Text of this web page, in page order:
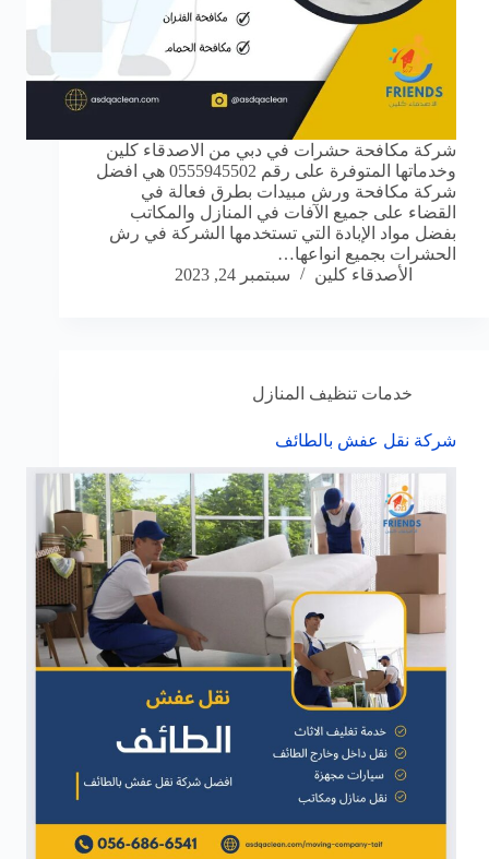
شركة مكافحة حشرات في دبي من الاصدقاء كلين
وخدماتها المتوفرة على رقم 0555945502 هي افضل
شركة مكافحة ورش مبيدات بطرق فعالة في
القضاء على جميع الآفات في المنازل والمكاتب
بفضل مواد الإبادة التي تستخدمها الشركة في رش
الحشرات بجميع انواعها…
الأصدقاء كلين
سبتمبر 24, 2023
خدمات تنظيف المنازل
شركة نقل عفش بالطائف